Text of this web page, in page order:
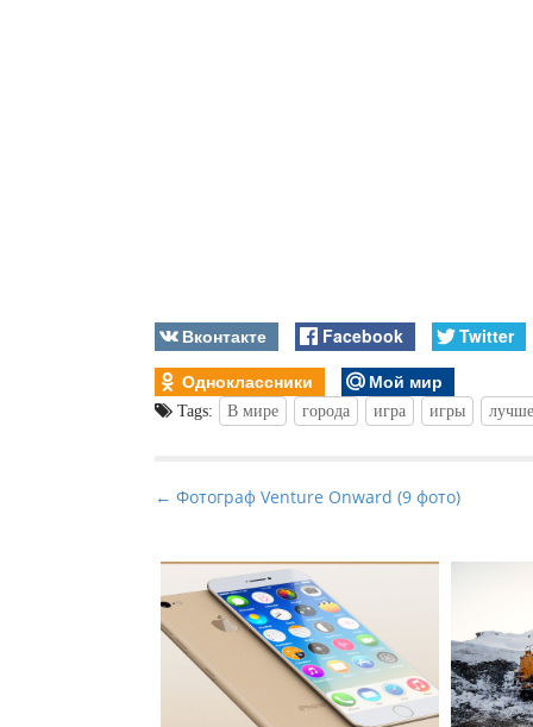
Вконтакте Facebook
Twitter
Одноклассники
Мой мир
Tags: В мире города игра игры
P
s
t
n
← Фотограф Venture Onward (9 фото)